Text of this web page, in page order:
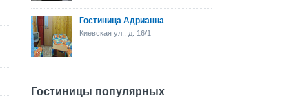
Гостиница Адрианна
Киевская ул., д. 16/1
Гостиницы популярных